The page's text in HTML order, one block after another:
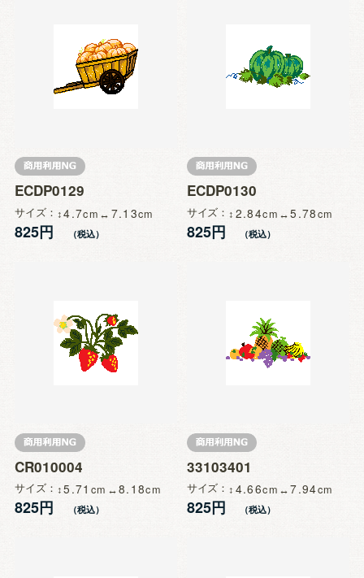
ECDP0129
サイズ 4.7 7.13
825円
ECDP0130
サイズ 2.84 5.78
825円
CR010004
サイズ 5.71 8.18
825円
33103401
サイズ 4.66 7.94
825円